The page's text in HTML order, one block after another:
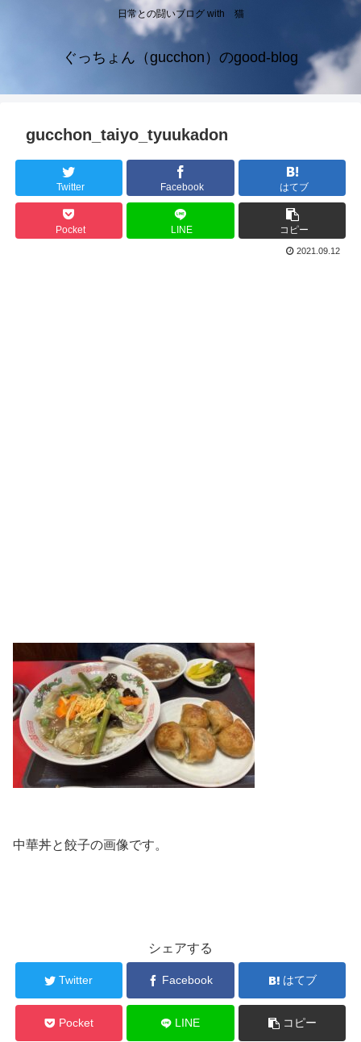
日常との闘いブログ with 猫
ぐっちょん（gucchon）のgood-blog
gucchon_taiyo_tyuukadon
Twitter Facebook はてブ
Pocket LINE コピー
2021.09.12
中華丼と餃子の画像です。
シェアする
Twitter Facebook はてブ
Pocket LINE コピー